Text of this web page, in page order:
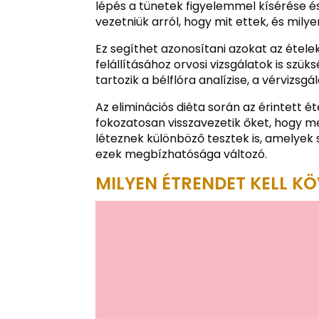
lépés a tünetek figyelemmel kísérése
vezetniük arról, hogy mit ettek, és
Ez segíthet azonosítani azokat az
felállításához orvosi vizsgálatok is
tartozik a bélflóra analízise, a
Az eliminációs diéta során az érintett
fokozatosan visszavezetik őket, hogy
léteznek különböző tesztek is,
ezek megbízhatósága változó.
MILYEN ÉTRENDET KELL